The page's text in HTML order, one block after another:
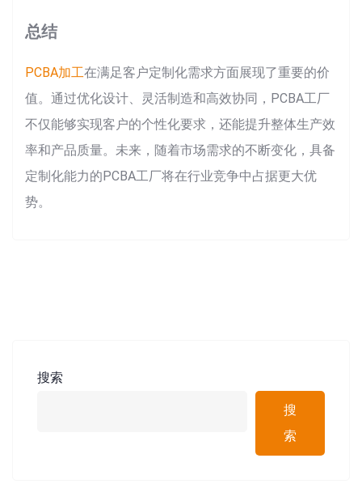
总结
PCBA加工在满足客户定制化需求方面展现了重要的价
值。通过优化设计、灵活制造和高效协同，PCBA工厂
不仅能够实现客户的个性化要求，还能提升整体生产效
率和产品质量。未来，随着市场需求的不断变化，具备
定制化能力的PCBA工厂将在行业竞争中占据更大优
势。
搜索
搜
索